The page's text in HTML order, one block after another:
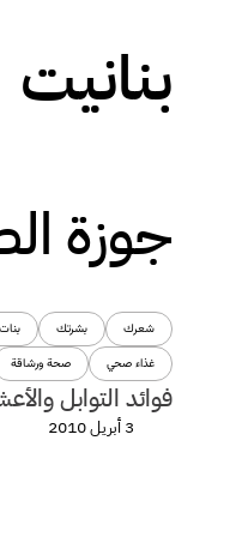
بنانيت
جوزة
شعرك بشرتك
غذاء صحي
صحة ورشاقة
فوائد التوابل
3 أبريل 2010